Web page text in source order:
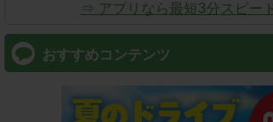
⇒ アプリなら最短3分スピー
おすすめコンテンツ